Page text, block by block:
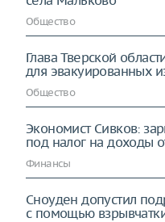
Общество
Глава Тверской
для эвакуированных
Общество
Экономист Сивков:
под налог на доходы
Финансы
Сноуден допустил
с помощью